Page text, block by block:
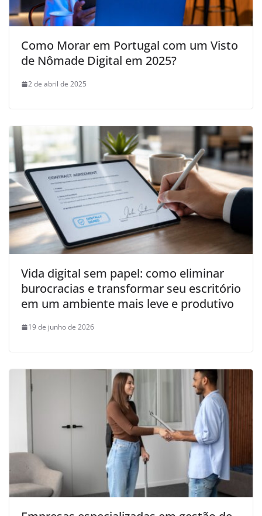
Como Morar em Portugal com um Visto
de Nômade Digital em 2025?
2 de abril de 2025
Vida digital sem papel: como eliminar
burocracias e transformar seu escritório
em um ambiente mais leve e produtivo
19 de junho de 2026